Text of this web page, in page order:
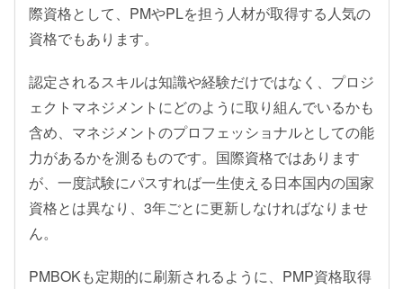
際資格として、PMやPLを担う人材が取得する人気の
資格でもあります。
認定されるスキルは知識や経験だけではなく、プロジ
ェクトマネジメントにどのように取り組んでいるかも
含め、マネジメントのプロフェッショナルとしての能
力があるかを測るものです。国際資格ではあります
が、一度試験にパスすれば一生使える日本国内の国家
資格とは異なり、3年ごとに更新しなければなりませ
ん。
PMBOKも定期的に刷新されるように、PMP資格取得